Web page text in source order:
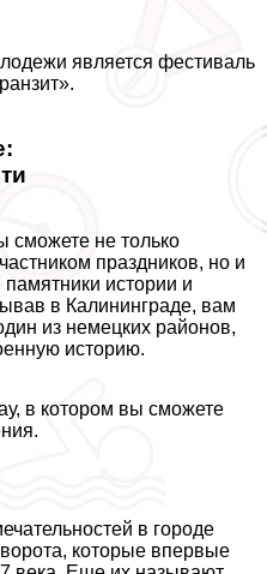
является фестиваль
сможете не только
праздников, но и
истории и
в Калининграде, вам
из немецких районов,
историю.
в котором вы сможете
в городе
которые впервые